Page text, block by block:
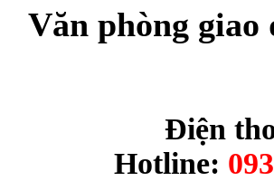
Văn phòng giao
Điện
Hotline: